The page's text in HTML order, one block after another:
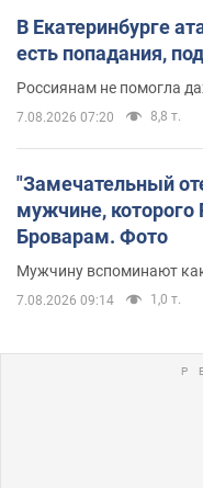
В Екатеринбурге
есть попадания,
Россиянам не помогла
7.08.2026 07:20 8,8 т.
"Замечательный
мужчине, которого
Броварам. Фото
Мужчину вспоминают
7.08.2026 09:14 1,0 т.